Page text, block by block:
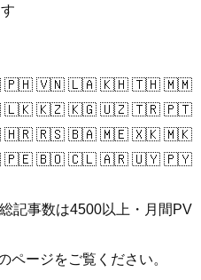
🇻🇳 🇱🇦 🇰🇭 🇹🇭 🇲🇲
🇰🇿 🇰🇬 🇺🇿 🇹🇷 🇵🇹
🇷🇸 🇧🇦 🇲🇪 🇽🇰 🇲🇰
🇧🇴 🇨🇱 🇦🇷 🇺🇾 🇵🇾
記事数は4500以上・月間PV
ページをご覧ください。